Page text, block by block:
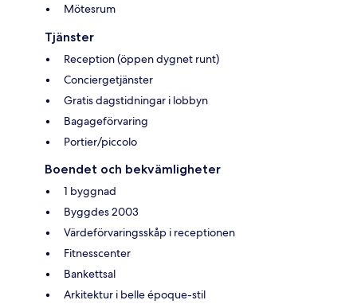
Mötesrum
Tjänster
Reception (öppen dygnet runt)
Conciergetjänster
Gratis dagstidningar i lobbyn
Bagageförvaring
Portier/piccolo
Boendet och bekvämligheter
1 byggnad
Byggdes 2003
Värdeförvaringsskåp i receptionen
Fitnesscenter
Bankettsal
Arkitektur i belle époque-stil